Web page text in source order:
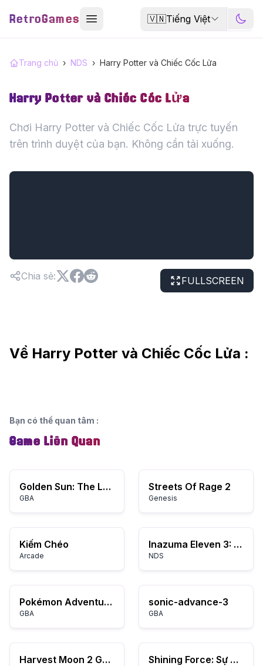
RetroGames 🇻🇳Tiếng Việt
Trang chủ › NDS › Harry Potter và Chiếc Cốc Lửa
Harry Potter và Chiếc Cốc Lửa
Chơi Harry Potter và Chiếc Cốc Lửa trực tuyến
trên trình duyệt của bạn. Không cần tải xuống.
Chia sẻ: FULLSCREEN
Về Harry Potter và Chiếc Cốc Lửa :
Bạn có thể quan tâm :
Game Liên Quan
Golden Sun: The Lost Age
GBA
Streets Of Rage 2
Genesis
Kiếm Chéo
Arcade
Inazuma Eleven 3: Bomber
NDS
Pokémon Adventure Red Chapter
GBA
sonic-advance-3
GBA
Harvest Moon 2 GBC Shining Force: Sự Hồi Sinh Của Rồng Đen